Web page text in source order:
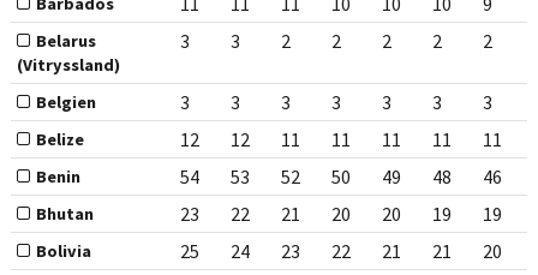
Belarus
(Vitryssland)
3 3 2 2 2 2 2
Belgien 3 3 3 3 3 3 3
Belize 12 12 11 11 11 11 11
Benin 54 53 52 50 49 48 46
Bhutan 23 22 21 20 20 19 19
Bolivia 25 24 23 22 21 21 20